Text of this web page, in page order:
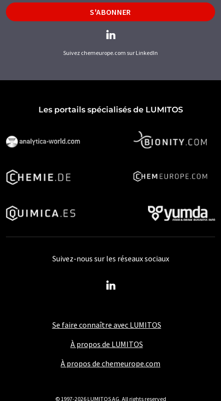
S'ABONNER
Suivez chemeurope.com sur LinkedIn
Les portails spécialisés de LUMITOS
Se faire connaître avec LUMITOS
À propos de LUMITOS
À propos de chemeurope.com
Suivez-nous sur les réseaux sociaux
© 1997-2026 LUMITOS AG, All rights reserved